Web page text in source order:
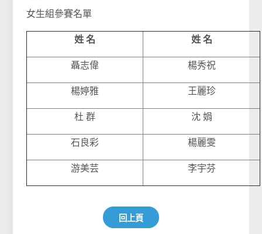
女生組參賽名單
姓 名 姓 名
聶志偉 楊秀祝
楊婷雅 王麗珍
杜 群 沈 娟
石良彩 楊麗雯
游美芸 李宇芬
回上頁